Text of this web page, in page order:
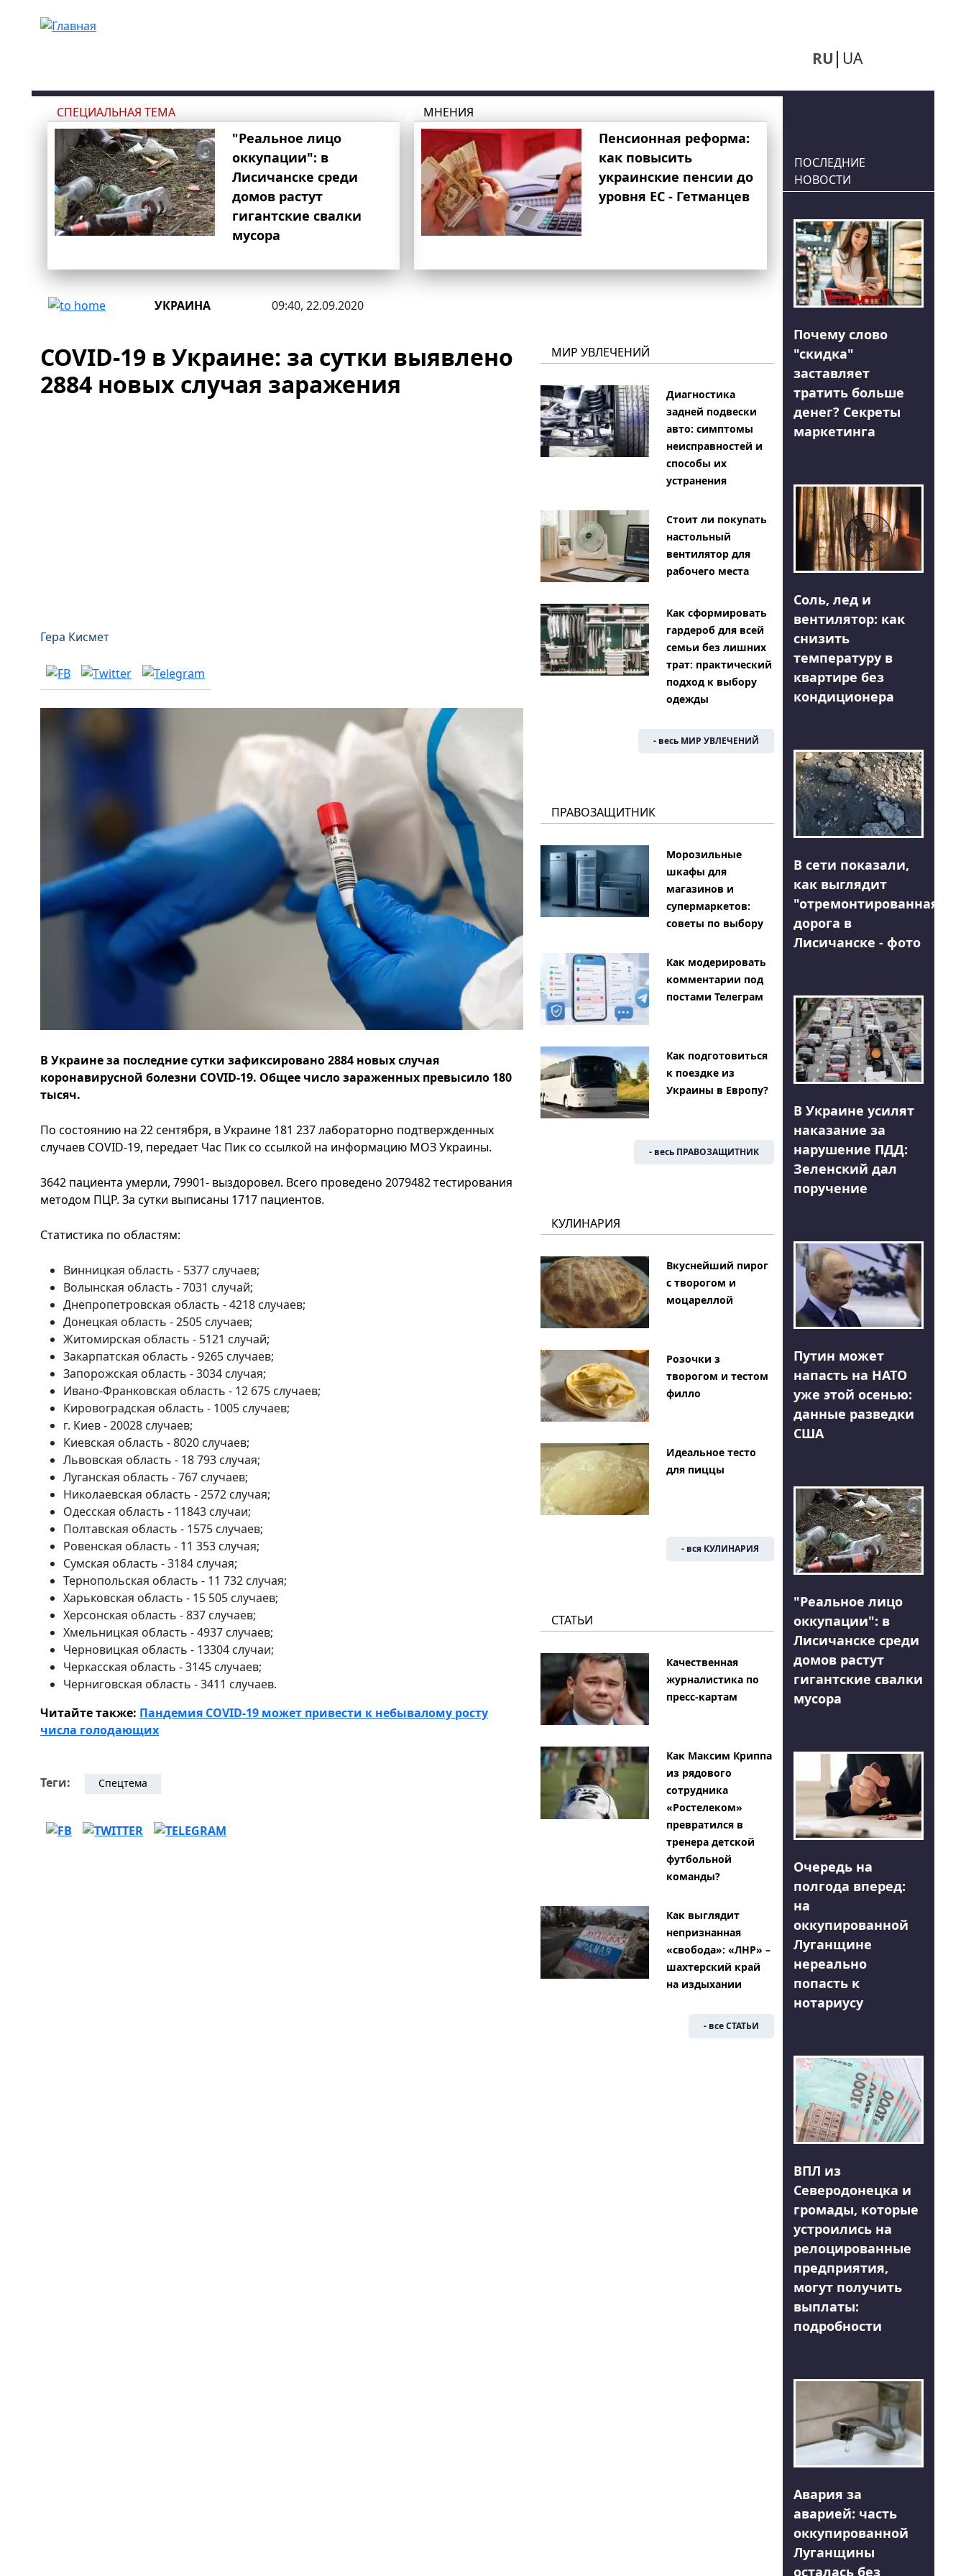
RU UA
СПЕЦИАЛЬНАЯ ТЕМА
"Реальное лицо
оккупации": в
Лисичанске среди
домов растут
гигантские свалки
мусора
МНЕНИЯ
Пенсионная реформа:
как повысить
украинские пенсии до
уровня ЕС - Гетманцев
УКРАИНА 09:40, 22.09.2020
COVID-19 в Украине: за сутки выявлено
2884 новых случая заражения
Гера Кисмет
В Украине за последние сутки зафиксировано 2884 новых случая
коронавирусной болезни COVID-19. Общее число зараженных превысило 180
тысяч.
По состоянию на 22 сентября, в Украине 181 237 лабораторно подтвержденных
случаев COVID-19, передает Час Пик со ссылкой на информацию МОЗ Украины.
3642 пациента умерли, 79901- выздоровел. Всего проведено 2079482 тестирования
методом ПЦР. За сутки выписаны 1717 пациентов.
Статистика по областям:
Винницкая область - 5377 случаев;
Волынская область - 7031 случай;
Днепропетровская область - 4218 случаев;
Донецкая область - 2505 случаев;
Житомирская область - 5121 случай;
Закарпатская область - 9265 случаев;
Запорожская область - 3034 случая;
Ивано-Франковская область - 12 675 случаев;
Кировоградская область - 1005 случаев;
г. Киев - 20028 случаев;
Киевская область - 8020 случаев;
Львовская область - 18 793 случая;
Луганская область - 767 случаев;
Николаевская область - 2572 случая;
Одесская область - 11843 случаи;
Полтавская область - 1575 случаев;
Ровенская область - 11 353 случая;
Сумская область - 3184 случая;
Тернопольская область - 11 732 случая;
Харьковская область - 15 505 случаев;
Херсонская область - 837 случаев;
Хмельницкая область - 4937 случаев;
Черновицкая область - 13304 случаи;
Черкасская область - 3145 случаев;
Черниговская область - 3411 случаев.
Читайте также: Пандемия COVID-19 может привести к небывалому росту
числа голодающих
Теги: Спецтема
МИР УВЛЕЧЕНИЙ
Диагностика
задней подвески
авто: симптомы
неисправностей и
способы их
устранения
Стоит ли покупать
настольный
вентилятор для
рабочего места
Как сформировать
гардероб для всей
семьи без лишних
трат: практический
подход к выбору
одежды
- весь МИР УВЛЕЧЕНИЙ
ПРАВОЗАЩИТНИК
Морозильные
шкафы для
магазинов и
супермаркетов:
советы по выбору
Как модерировать
комментарии под
постами Телеграм
Как подготовиться
к поездке из
Украины в Европу?
- весь ПРАВОЗАЩИТНИК
КУЛИНАРИЯ
Вкуснейший пирог
с творогом и
моцареллой
Розочки з
творогом и тестом
филло
Идеальное тесто
для пиццы
- вся КУЛИНАРИЯ
СТАТЬИ
Качественная
журналистика по
пресс-картам
Как Максим Криппа
из рядового
сотрудника
«Ростелеком»
превратился в
тренера детской
футбольной
команды?
Как выглядит
непризнанная
«свобода»: «ЛНР» –
шахтерский край
на издыхании
- все СТАТЬИ
ПОСЛЕДНИЕ
НОВОСТИ
Почему слово
"скидка"
заставляет
тратить больше
денег? Секреты
маркетинга
Соль, лед и
вентилятор: как
снизить
температуру в
квартире без
кондиционера
В сети показали,
как выглядит
"отремонтированная"
дорога в
Лисичанске - фото
В Украине усилят
наказание за
нарушение ПДД:
Зеленский дал
поручение
Путин может
напасть на НАТО
уже этой осенью:
данные разведки
США
"Реальное лицо
оккупации": в
Лисичанске среди
домов растут
гигантские свалки
мусора
Очередь на
полгода вперед:
на
оккупированной
Луганщине
нереально
попасть к
нотариусу
ВПЛ из
Северодонецка и
громады, которые
устроились на
релоцированные
предприятия,
могут получить
выплаты:
подробности
Авария за
аварией: часть
оккупированной
Луганщины
осталась без